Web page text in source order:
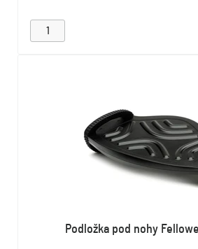
Podložka pod nohy